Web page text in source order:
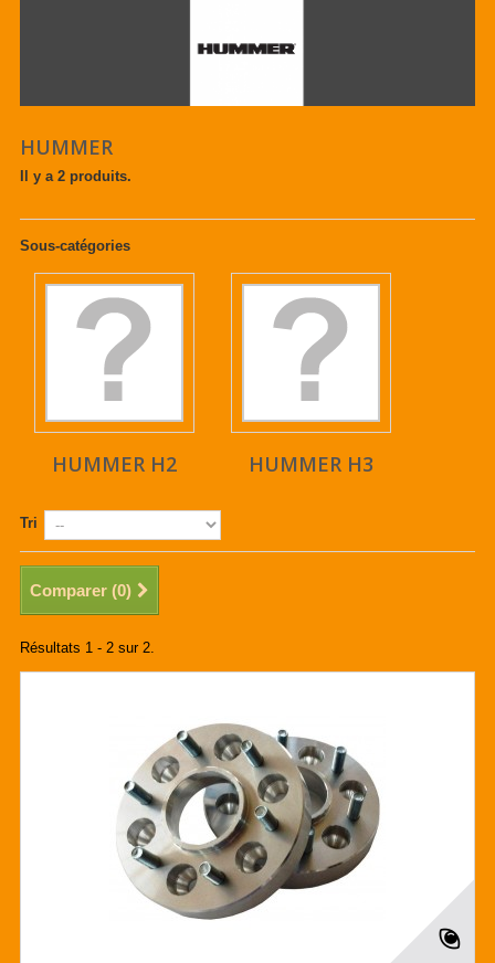
HUMMER
Il y a 2 produits.
Sous-catégories
HUMMER H2 HUMMER H3
Tri
Comparer (0)
Résultats 1 - 2 sur 2.